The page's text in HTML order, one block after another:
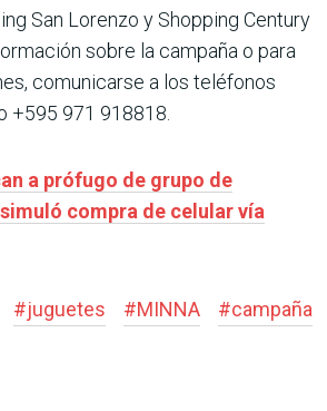
San Lorenzo y Shopping Century
sobre la campaña o para
comunicarse a los teléfonos
+595 971 918818.
a prófugo de grupo de
compra de celular vía
#juguetes #MINNA #campaña